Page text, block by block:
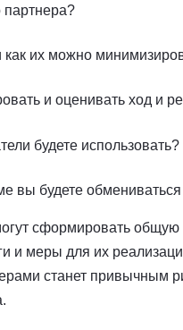
партнера?
как их можно
и оценивать ход и
будете использовать?
вы будете
сформировать общую
и меры для их
станет привычным